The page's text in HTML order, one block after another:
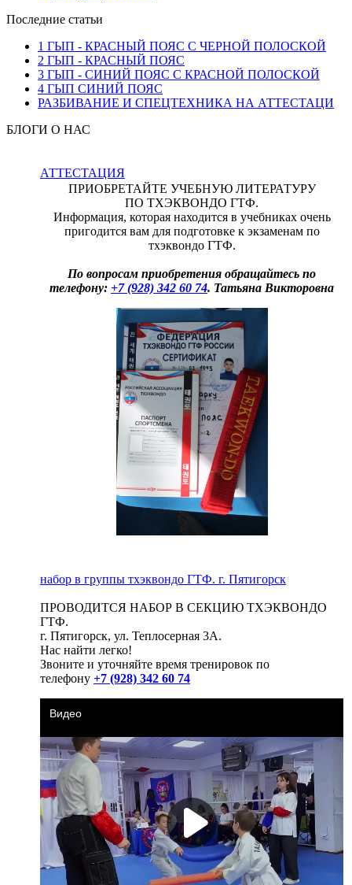
Последние статьи
1 ГЫП - КРАСНЫЙ ПОЯС С ЧЕРНОЙ ПОЛОСКОЙ
2 ГЫП - КРАСНЫЙ ПОЯС
3 ГЫП - СИНИЙ ПОЯС С КРАСНОЙ ПОЛОСКОЙ
4 ГЫП СИНИЙ ПОЯС
РАЗБИВАНИЕ И СПЕЦТЕХНИКА НА АТТЕСТАЦИ
БЛОГИ О НАС
АТТЕСТАЦИЯ
ПРИОБРЕТАЙТЕ УЧЕБНУЮ ЛИТЕРАТУРУ
ПО ТХЭКВОНДО ГТФ.
Информация, которая находится в учебниках очень
пригодится вам для подготовке к экзаменам по
тхэквондо ГТФ.
По вопросам приобретения обращайтесь по
телефону: +7 (928) 342 60 74. Татьяна Викторовна
набор в группы тхэквондо ГТФ. г. Пятигорск
ПРОВОДИТСЯ НАБОР В СЕКЦИЮ ТХЭКВОНДО
ГТФ.
г. Пятигорск, ул. Теплосерная 3А.
Нас найти легко!
Звоните и уточняйте время тренировок по
телефону +7 (928) 342 60 74